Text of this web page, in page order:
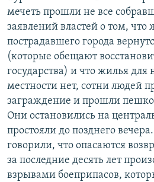
s
l
i
d
e
e
мечеть прошли не все
заявлений властей о том, что
пострадавшего города
(которые обещают
государства) и что жилья для
местности нет, сотни людей
заграждение и прошли
Они остановились на
простояли до позднего
говорили, что опасаются
за последние десять лет
взрывами боеприпасов,